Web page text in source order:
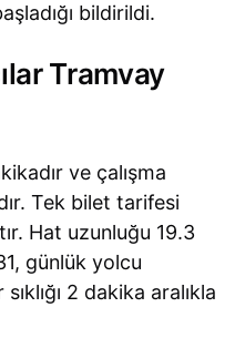
bildirildi.
Tramvay
ve çalışma
Tek bilet tarifesi
Hat uzunluğu 19.3
günlük yolcu
2 dakika aralıkla